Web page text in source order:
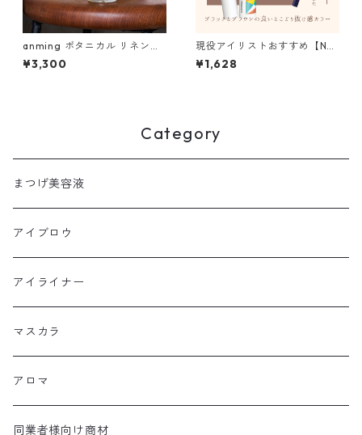
anming ボタニカル リネンミ
スト 50ml
¥3,300
現役アイリストおすすめ【NE
W】レクチュアカールステイ
マスカラ
¥1,628
Category
まつげ美容液
アイブロウ
アイライナー
マスカラ
アロマ
同業者様向け商材